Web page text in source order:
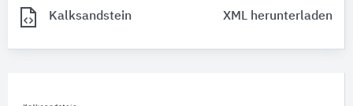
Kalksandstein XML herunterladen